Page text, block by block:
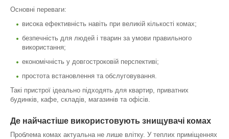
Основні переваги:
висока ефективність навіть при великій кількості комах;
безпечність для людей і тварин за умови правильного
використання;
економічність у довгостроковій перспективі;
простота встановлення та обслуговування.
Такі пристрої ідеально підходять для квартир, приватних
будинків, кафе, складів, магазинів та офісів.
Де найчастіше використовують знищувачі комах
Проблема комах актуальна не лише влітку. У теплих приміщеннях